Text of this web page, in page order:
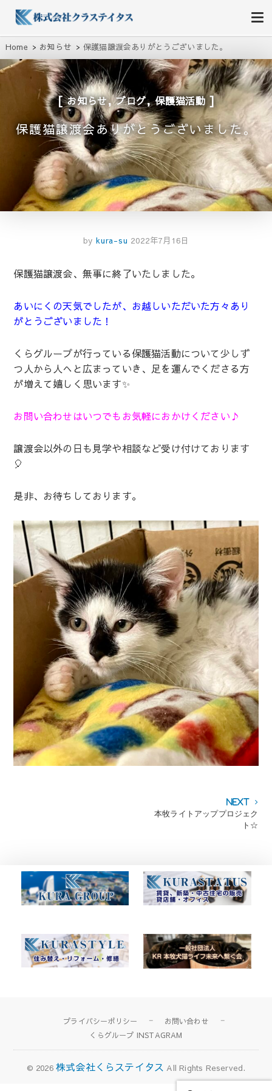
株式会社クラステイタス
地域のコミュニティーを大切にする企業
Home お知らせ 保護猫譲渡会ありがとうございました。
お知らせ,ブログ,保護猫活動
保護猫譲渡会ありがとうございました。
by kura-su 2022年7月16日
保護猫譲渡会、無事に終了いたしました。
あいにくの天気でしたが、お越しいただいた方々あり
がとうございました！
くらグループが行っている保護猫活動について少しず
つ人から人へと広まっていき、足を運んでくださる方
が増えて嬉しく思います✨
お問い合わせはいつでもお気軽におかけください♪
譲渡会以外の日も見学や相談など受け付けております
🎈
是非、お待ちしております。
シ
ョ
Next
post:
本牧ライトアッププロジェク
ト☆
プライバシーポリシー
お問い合わせ
くらグループ INSTAGRAM
© 2026 株式会社くらステイタス All Rights Reserved.